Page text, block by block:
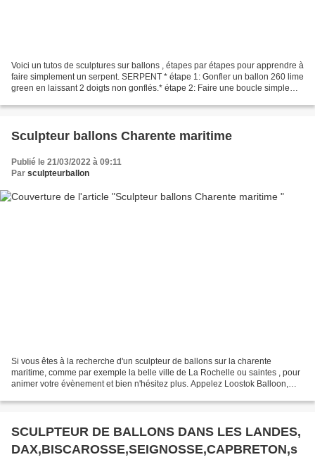
Voici un tutos de sculptures sur ballons , étapes par étapes pour apprendre à
faire simplement un serpent. SERPENT * étape 1: Gonfler un ballon 260 lime
green en laissant 2 doigts non gonflés.* étape 2: Faire une boucle simple
Sculpteur ballons Charente maritime
Publié le 21/03/2022 à 09:11
Par sculpteurballon
Si vous êtes à la recherche d'un sculpteur de ballons sur la charente
maritime, comme par exemple la belle ville de La Rochelle ou saintes , pour
animer votre évènement et bien n'hésitez plus. Appelez Loostok Balloon,
SCULPTEUR DE BALLONS DANS LES LANDES,
DAX,BISCAROSSE,SEIGNOSSE,CAPBRETON,s